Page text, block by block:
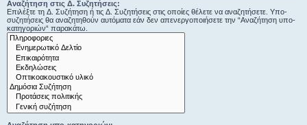
Αναζήτηση στις Δ. Συζητήσεις:
Επιλέξτε τη Δ. Συζήτηση ή τις Δ. Συζητήσεις στις οποίες θέλετε να αναζητήσετε. Υπο-
συζητήσεις θα αναζητηθούν αυτόματα εάν δεν απενεργοποιήσετε την “Αναζήτηση υπο-
κατηγοριών“ παρακάτω.